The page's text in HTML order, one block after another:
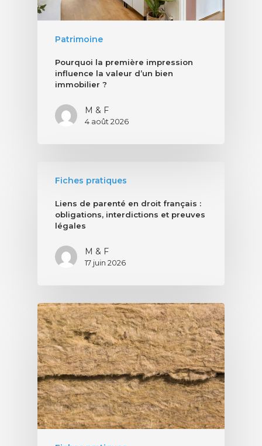
Patrimoine
Pourquoi la première impression
influence la valeur d’un bien
immobilier ?
M & F
4 août 2026
Fiches pratiques
Liens de parenté en droit français :
obligations, interdictions et preuves
légales
M & F
17 juin 2026